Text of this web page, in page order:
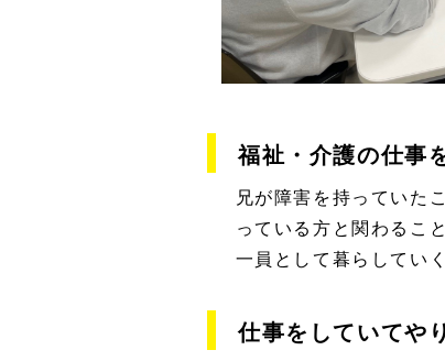
福祉・介護の仕事
兄が障害を持っていた
っている方と関わるこ
一員として暮らしてい
仕事をしていてや